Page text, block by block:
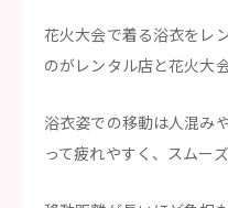
花火大会で着る浴衣をレ
のがレンタル店と花火大
浴衣姿での移動は人混み
って疲れやすく、スムー